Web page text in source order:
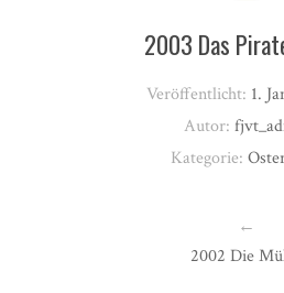
2003 Das
Veröffentlicht: 1.
Autor:
Kategorie:
←
2002 Die